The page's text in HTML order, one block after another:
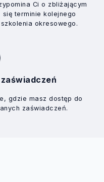
Ci o zbliżającym
się terminie kolejnego
szkolenia okresowego.
gdzie masz dostęp do
zaświadczeń.